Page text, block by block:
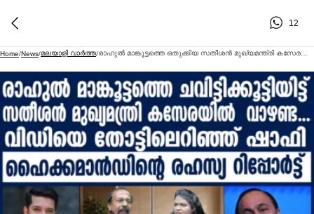
12
Home/News/മലയാളി വാര്‍ത്ത/